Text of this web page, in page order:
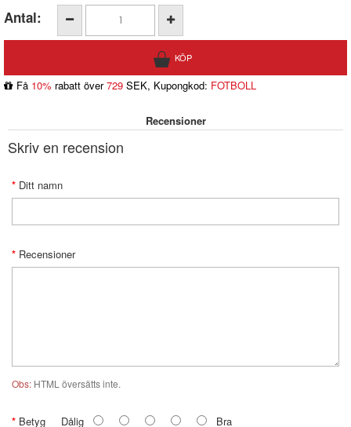
Antal:
Få 10% rabatt över729 SEK, Kupongkod: FOTBOLL
Recensioner
Skriv en recension
Ditt namn
Recensioner
Obs: HTML översätts inte.
Betyg Dålig Bra